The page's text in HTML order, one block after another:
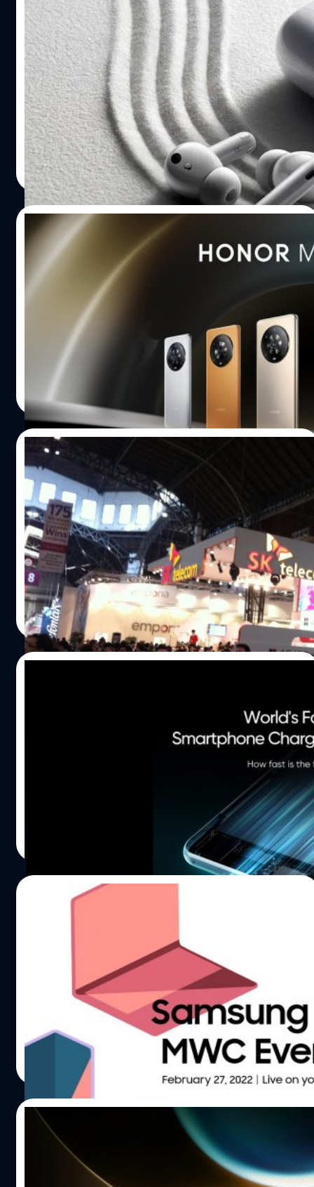
Honor ลุยงาน MWC 2022 เปิดตัวสมาร์ต
วอตช์ Watch GS 3 และหูฟัง Earbuds 3 Pro
Honor แบรนด์ย่อยของ Huawei ได้นำผลิตภัณฑ์ที่น่าสนใจมา
เปิดตัวในงาน Mobile World Congress ประจำปี 2022 ณ
เมืองบาร์เซโลนา ประเทศสเปน ซึี่งนอกเหนือจากสมาร์ตโฟน
ระดับเรือธงอย่าง Magic 4 และ Magic 4 Pro แล้้วนั้น ก็ยังมี
สมาร์ตวอตช์ Watch GS 3 และหูฟังไร้สาย Earbuds 3 Pro อีก
ด้วย ก่อนหน้านี้ Honor ได้เปิดตัวสมาร์ตวอตช์ Watch GS 3 ที่
ประเทศจีนเมื่อต้นปี 2022 ที่ผ่านมา โดยมีหน้าจอแสดงผล
AMOLED ทรงกลม ขนาด 1.43 นิ้ว ความละเอียด 466 x 466
พิกเซล, บอดีสเตนเลส, สายรัดข้อมมือทำจากวัสดุหนัง สี
Ocean Blue และ…
ปรีดี ฤกษ์วลีกุล| 1619 days ago
Read More
01/03/2022
Honor นำเรือธงซีรีส์ Magic 4 พร้อมชิป
Snapdragon 8 Gen 1 เปิดตัวในงาน MWC
2022
Honor แบรนด์ที่แยกออกมาจาก Huawei ได้นสมาร์โฟนเรือธง
ในซีรีส์ Magic 4 มาเปิดตัวในงานมหกรรมจัดแสดงสมาร์ตโฟน
ระดับโลกอย่าง Mobile World Congress ประจำปี 2022
ปรีดี ฤกษ์วลีกุล
26/02/2022
MWC 2022 แบนบริษัทของรัสเซียจัดแสดง
สินค้า
GSMA องค์กรอุตสาหกรรมตัวแทนผู้ให้บริการเครือข่ายมือถือ
ทั่วโลกห้ามบริษัทของรัสเซียบางรายไม่ให้เข้าร่วมจัดแสดง
สินค้าในงาน Mobile World Congress 2022 (MWC 2022) ที่
จัดขึ้นในระหว่าง 28 กุมภาพันธ์ - 3 มีนาคม 2022 แม้ว่าไม่ได้
ระบุรายชื่อบริษัทออกมาอย่างชัดเจน แต่ก็ได้มีการย้ำชัดว่าจะ
ไม่มีบูทของบริษัทมือถือรัสเซียอย่างแน่นอน ซึ่งเกิดขึ้นหลังจาก
มีการประกาศคว่ำบาตรรัสเซียที่ได้บุกยูเครนอย่างเต็มรูปแบบ
ศิลา วงศ์เจริญ| 1622 days ago
Read More
ก่อนหน้านี้มีข่าวลือว่า Realme อาจเปิดตัวสมาร์ตโฟนชาร์จเร็ว
80W และ 150W ซึ่งแม้จะไม่มีการคอนเฟิร์มใด ๆ จากบริษัท
แต่ล่าสุดทาง Realme ก็ได้ปล่อยทีเซอร์โฆษณาว่า จะเปิดตัว
สมาร์ตโฟนที่ชาร์จเร็วที่สุดในโลกที่งาน MWC 2022 ในวันที่
17/02/2022
ก.พ. นี้ คาดเปิดตัวแล็ปท็อปใหม่
หลังจากผ่านไปเพียงสัปดาห์เดียวเท่านั้นที่ซัมซุง (Samsung)
ได้จัดงานเปิดตัว Galaxy Unpacked เปิดตัวซีรีส์ Galaxy S22
และ Galaxy Tab S8 ล่าสุดซัมซุงประกาศจัดงานเปิดตัวอีกรอบ
ในเดือนนี้ ที่จะเข้าร่วมจัดในงาน Mobile World Congress
(MWC) ในเมืองบาร์เซโลนา ประเทศสเปน ในช่วงปลายเดือนนี้
ศุภกานต์ เหล่ารัตนกุล | 1631 days ago
10/02/2022
เผยทีเซอร์เรือธงรุ่นใหม่จาก Honor พร้อมผล
คะแนน Geekbench!